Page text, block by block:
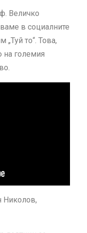
Величко
в социалните
то“. Това,
на големия
Николов,